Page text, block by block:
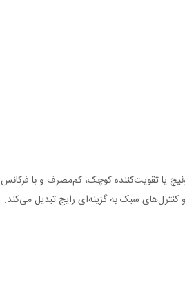
کنترل‌های سبک به گزینه‌ای رایج تبدیل می‌کند.